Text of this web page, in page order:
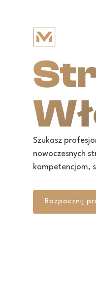
Szukasz
nowoczesnych
kompetencjom,
Rozpocznij